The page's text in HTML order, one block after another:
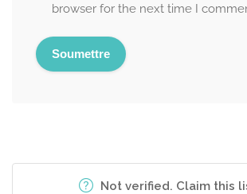
browser for the next time I
Not verified. Claim this